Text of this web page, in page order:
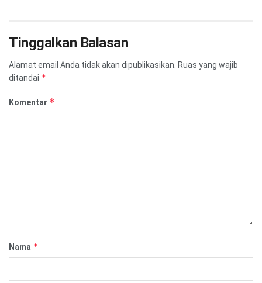
Tinggalkan Balasan
Alamat email Anda tidak akan dipublikasikan. Ruas yang wajib
ditandai *
Komentar *
Nama *